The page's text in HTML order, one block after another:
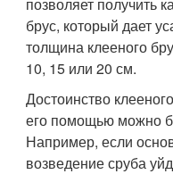
брус, который дает
толщина клееного
10, 15 или 20 см.
Достоинство
его помощью можно
Например, если
возведение сруба